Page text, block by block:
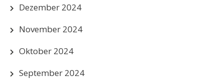
Dezember 2024
November 2024
Oktober 2024
September 2024